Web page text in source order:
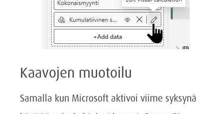
Kaavojen muotoilu
Samalla kun Microsoft aktivoi viime syksynä